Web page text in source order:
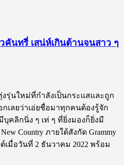
นทรี่ เสน่ห์เกินต้านจนสาว ๆ
รุ่นใหม่ที่กำลังเป็นกระแสและถูก
เลยว่าเอ่ยชื่อมาทุกคนต้องรู้จัก
ลิกนิ่ง ๆ เท่ ๆ ที่ยิ่งมองก็ยิ่งมี
Country ภายใต้สังกัด Grammy
เมื่อวันที่ 2 ธันวาคม 2022 พร้อม